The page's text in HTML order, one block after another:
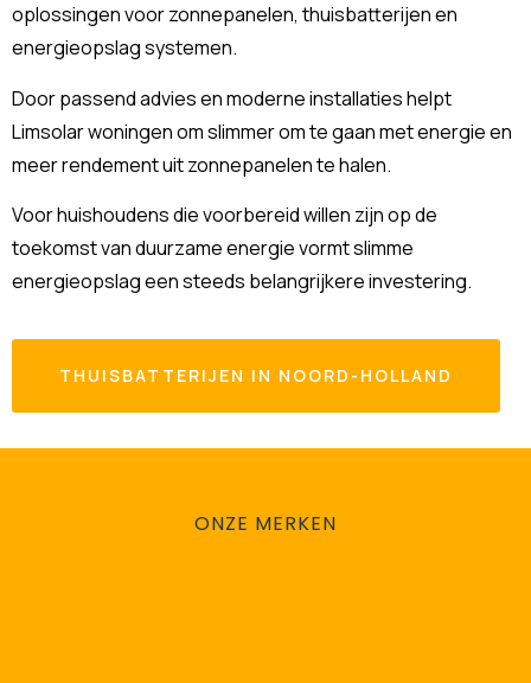
oplossingen voor zonnepanelen, thuisbatterijen en
energieopslag systemen.
Door passend advies en moderne installaties helpt
Limsolar woningen om slimmer om te gaan met energie en
meer rendement uit zonnepanelen te halen.
Voor huishoudens die voorbereid willen zijn op de
toekomst van duurzame energie vormt slimme
energieopslag een steeds belangrijkere investering.
THUISBATTERIJEN IN NOORD-HOLLAND
ONZE MERKEN